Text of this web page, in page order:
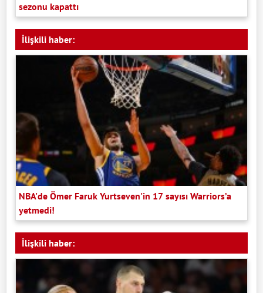
sezonu kapattı
İlişkili haber:
NBA'de Ömer Faruk Yurtseven'in 17 sayısı Warriors’a
yetmedi!
İlişkili haber: